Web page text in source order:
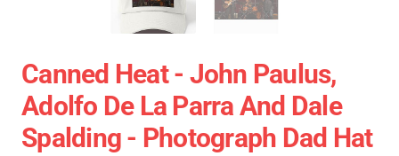
Canned Heat - John Paulus,
Adolfo De La Parra And Dale
Spalding - Photograph Dad Hat